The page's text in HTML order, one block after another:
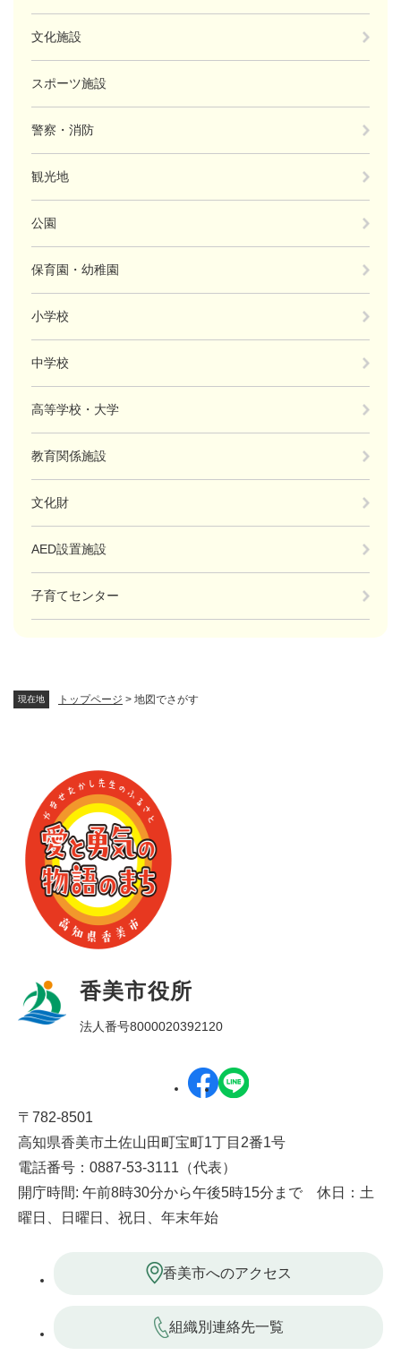
現在地 トップページ > 地図でさがす
文化施設
スポーツ施設
警察・消防
観光地
公園
保育園・幼稚園
小学校
中学校
高等学校・大学
教育関係施設
文化財
AED設置施設
子育てセンター
香美市役所
法人番号8000020392120
〒782-8501
高知県香美市土佐山田町宝町1丁目2番1号
電話番号：0887-53-3111（代表）
開庁時間: 午前8時30分から午後5時15分まで 休日：土
曜日、日曜日、祝日、年末年始
香美市へのアクセス
組織別連絡先一覧